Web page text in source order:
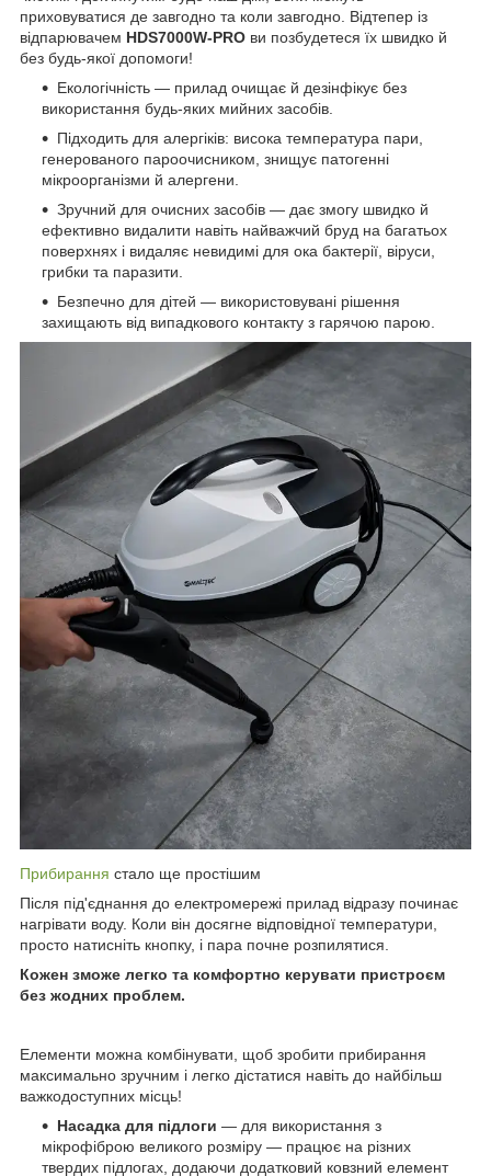
приховуватися де завгодно та коли завгодно. Відтепер із
відпарювачем HDS7000W-PRO ви позбудетеся їх швидко й
без будь-якої допомоги!
Екологічність — прилад очищає й дезінфікує без
використання будь-яких мийних засобів.
Підходить для алергіків: висока температура пари,
генерованого пароочисником, знищує патогенні
мікроорганізми й алергени.
Зручний для очисних засобів — дає змогу швидко й
ефективно видалити навіть найважчий бруд на багатьох
поверхнях і видаляє невидимі для ока бактерії, віруси,
грибки та паразити.
Безпечно для дітей — використовувані рішення
захищають від випадкового контакту з гарячою парою.
Прибирання стало ще простішим
Після під'єднання до електромережі прилад відразу починає
нагрівати воду. Коли він досягне відповідної температури,
просто натисніть кнопку, і пара почне розпилятися.
Кожен зможе легко та комфортно керувати пристроєм
без жодних проблем.
Елементи можна комбінувати, щоб зробити прибирання
максимально зручним і легко дістатися навіть до найбільш
важкодоступних місць!
Насадка для підлоги — для використання з
мікрофіброю великого розміру — працює на різних
твердих підлогах, додаючи додатковий ковзний елемент